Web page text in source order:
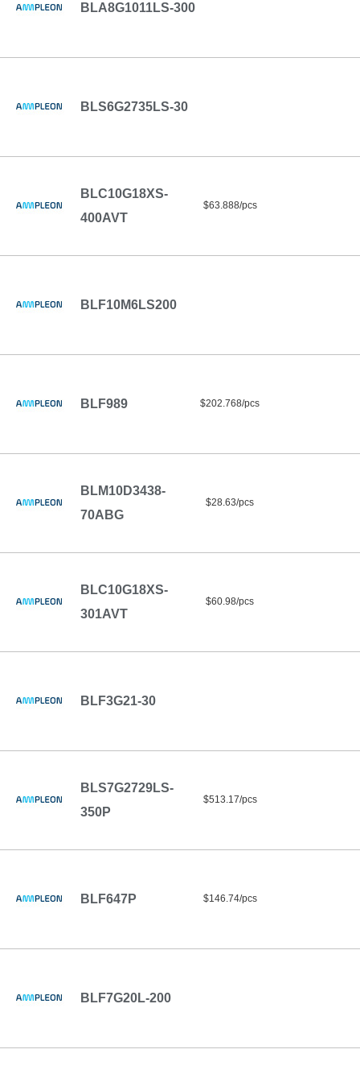
BLA8G1011LS-300
BLS6G2735LS-30
BLC10G18XS-
400AVT
$63.888/pcs
BLF10M6LS200
BLF989 $202.768/pcs
BLM10D3438-
70ABG
$28.63/pcs
BLC10G18XS-
301AVT
$60.98/pcs
BLF3G21-30
BLS7G2729LS-
350P
$513.17/pcs
BLF647P $146.74/pcs
BLF7G20L-200